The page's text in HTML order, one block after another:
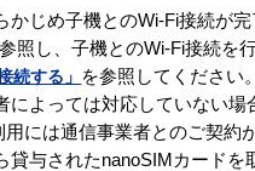
じめ子機とのWi-Fi接続が完
照し、子機とのWi-Fi接続を
続する」 を参照してください。
よっては対応していない場
には通信事業者とのご契約
与されたnanoSIMカードを